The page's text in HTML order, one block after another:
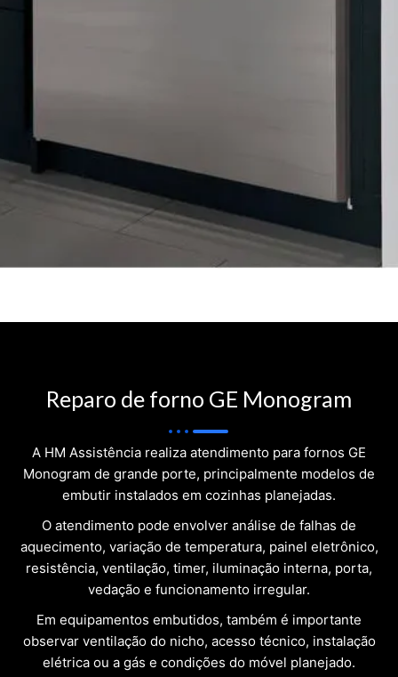
Reparo de forno GE Monogram
A HM Assistência realiza atendimento para fornos GE
Monogram de grande porte, principalmente modelos de
embutir instalados em cozinhas planejadas.
O atendimento pode envolver análise de falhas de
aquecimento, variação de temperatura, painel eletrônico,
resistência, ventilação, timer, iluminação interna, porta,
vedação e funcionamento irregular.
Em equipamentos embutidos, também é importante
observar ventilação do nicho, acesso técnico, instalação
elétrica ou a gás e condições do móvel planejado.